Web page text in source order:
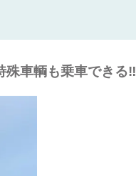
車輌も乗車できる‼